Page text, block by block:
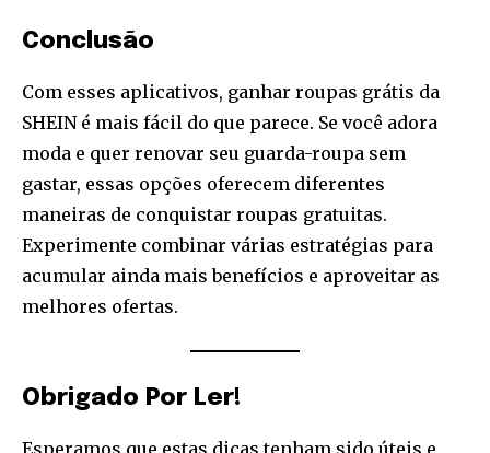
Conclusão
Com esses aplicativos, ganhar roupas grátis da
SHEIN é mais fácil do que parece. Se você adora
moda e quer renovar seu guarda-roupa sem
gastar, essas opções oferecem diferentes
maneiras de conquistar roupas gratuitas.
Experimente combinar várias estratégias para
acumular ainda mais benefícios e aproveitar as
melhores ofertas.
Obrigado Por Ler!
Esperamos que estas dicas tenham sido úteis e